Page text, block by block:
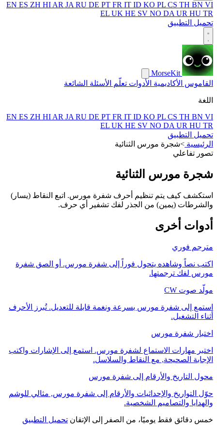
EN ES ZH HI AR JA RU DE PT FR IT ID KO PL CS TH BN VI
EL UK HE SV NO DA UR HU TR
تحميل التطبيق
MorseKit
القاموس الأكاديمية الأدوات تعلّم الأسئلة الشائعة
اللغة
EN ES ZH HI AR JA RU DE PT FR IT ID KO PL CS TH BN VI
EL UK HE SV NO DA UR HU TR
تحميل التطبيق
الرئيسية >شجرة مورس الثنائية
تصور تفاعلي
شجرة مورس الثنائية
استكشف كيف يتم تنظيم أحرف شفرة مورس. اتبع النقاط (يسار)
والشرطات (يمين) من الجذر لفك تشفير أي حرف.
أدوات أخرى
مترجم فوري
اكتب نصاً وشاهده يتحول فوراً إلى شفرة مورس. أو الصق شفرة
مورس لفك ترجمتها.
مولّد صوت CW
استمع إلى شفرة مورس بسرعة ونغمة قابلة للتعديل. تُبرز الأحرف
أثناء التشغيل.
اختبار شفرة مورس
اختبر مهارات الاستماع لشفرة مورس. استمع إلى الإشارات واكتب
الإجابة الصحيحة, مع النقاط والسلاسل.
محول التاريخ والأرقام إلى شفرة مورس
حوّل التواريخ والإحداثيات والأرقام إلى شفرة مورس, مثالي للوشم
والهدايا والتصاميم الشخصية.
خمس دقائق فقط يوميًا، من الصفر إلى الإتقان تحميل التطبيق